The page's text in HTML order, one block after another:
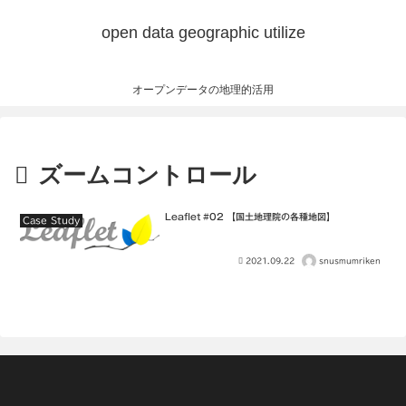
open data geographic utilize
オープンデータの地理的活用
ズームコントロール
Case Study Leaflet #02 【国土地理院の各種地図】
2021.09.22 snusmumriken